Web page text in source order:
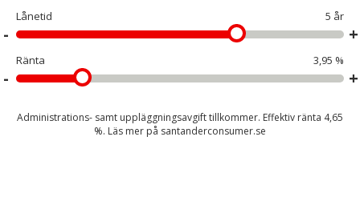
5 år
Lånetid
3,95 %
Ränta
Administrations- samt uppläggningsavgift tillkommer. Effektiv ränta 4,65
%. Läs mer på santanderconsumer.se